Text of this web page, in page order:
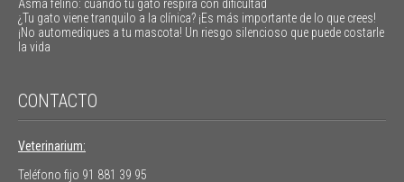
Asma felino: cuando tu gato respira con dificultad
¿Tu gato viene tranquilo a la clínica? ¡Es más importante de lo que crees!
¡No automediques a tu mascota! Un riesgo silencioso que puede costarle
la vida
CONTACTO
Veterinarium:
Teléfono fijo 91 881 39 95